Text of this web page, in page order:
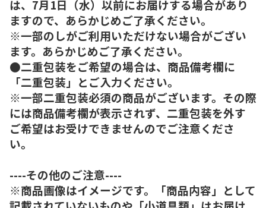
は、7月1日（水）以前にお届けする場合があり
ますので、あらかじめご了承ください。
※一部のしがご利用いただけない場合がござい
ます。あらかじめご了承ください。
●二重包装をご希望の場合は、商品備考欄に
「二重包装」とご入力ください。
※一部二重包装必須の商品がございます。その際
には商品備考欄が表示されず、二重包装を外す
ご希望はお受けできませんのでご注意くださ
い。
----その他のご注意----
※商品画像はイメージです。「商品内容」として